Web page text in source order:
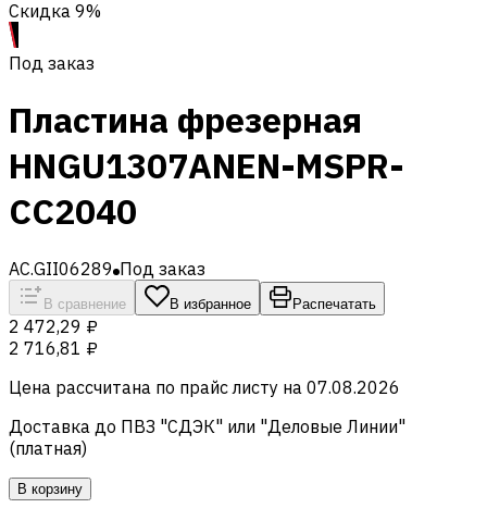
Скидка 9%
Под заказ
Пластина фрезерная
HNGU1307ANEN-MSPR-
CC2040
AC.GII06289 Под заказ
В сравнение В избранное Распечатать
2 472,29 ₽
2 716,81 ₽
Цена рассчитана по прайс листу на 07.08.2026
Доставка до ПВЗ "СДЭК" или "Деловые Линии"
(платная)
В корзину